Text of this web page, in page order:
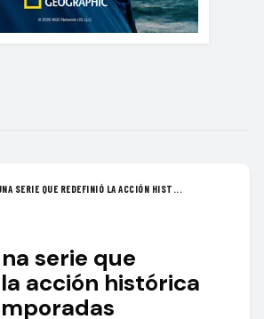
SERIE QUE REDEFINIÓ LA ACCIÓN HIST...
serie que
acción histórica